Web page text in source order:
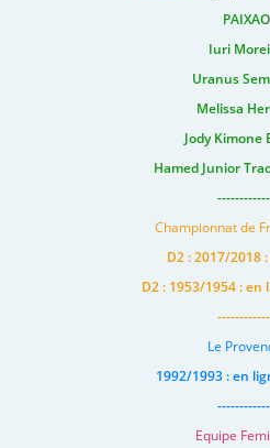
PAIXAO
Iuri
Uranus
Melissa
Jody Kimone
Hamed Junior
Championnat de
D2 : 2017/2018
D2 : 1953/1954 : en
Le
1992/1993 : en
Equipe